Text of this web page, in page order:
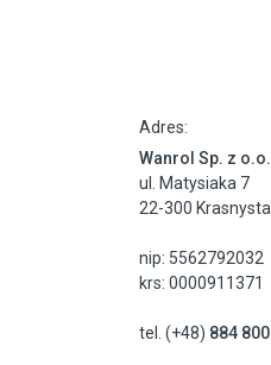
Adres:
Wanrol Sp. z o.o.
ul. Matysiaka 7
22-300
nip: 5562792032
krs: 0000911371
tel. (+48) 884 800